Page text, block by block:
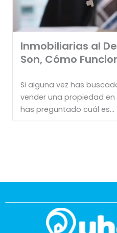
Inmobiliarias al
Son, Cómo
Si alguna vez has
vender una propiedad
has preguntado cuál es...